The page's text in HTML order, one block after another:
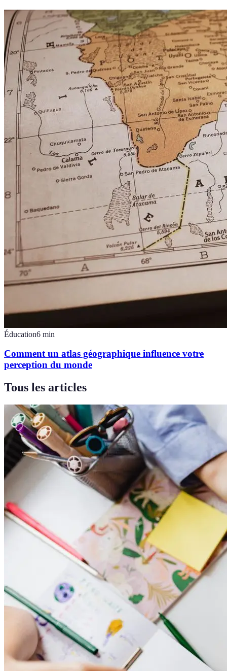
Éducation6 min
Comment un atlas géographique influence votre
perception du monde
Tous les articles